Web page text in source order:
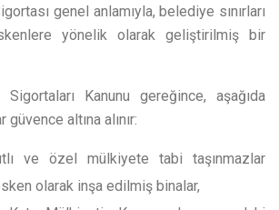
genel anlamıyla, belediye sınırları
yönelik olarak geliştirilmiş bir
Kanunu gereğince, aşağıda
güvence altına alınır:
ve özel mülkiyete tabi taşınmazlar
olarak inşa edilmiş binalar,